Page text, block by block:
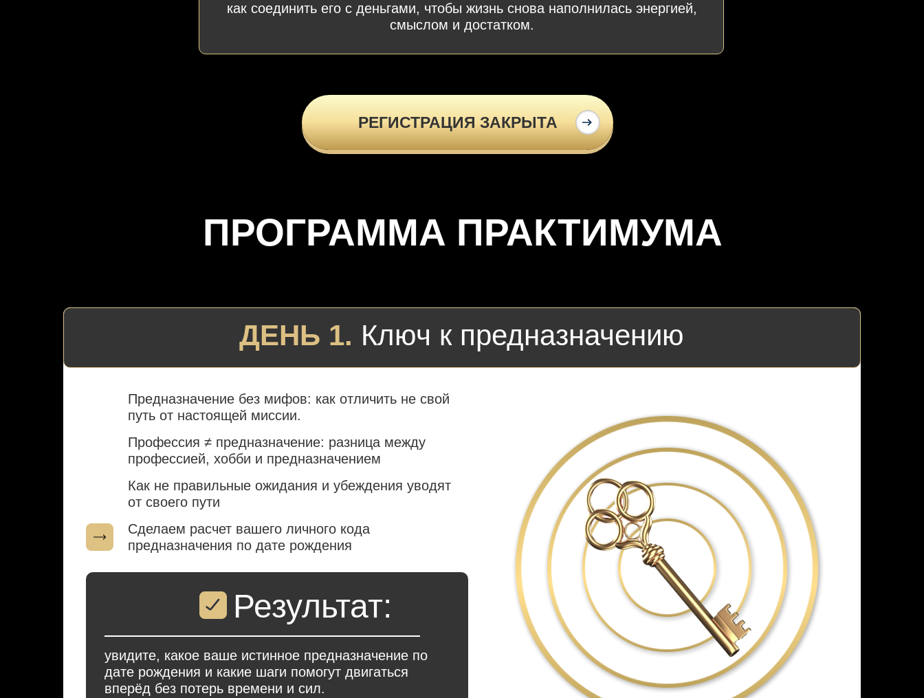
как соединить его с деньгами, чтобы жизнь снова наполнилась энергией,
смыслом и достатком.
РЕГИСТРАЦИЯ ЗАКРЫТА
работе
ДЕНЬ 1. Ключ к предназначению
ПРОГРАММА ПРАКТИМУМА
Результат:
увидите, какое ваше истинное предназначение по
дате рождения и какие шаги помогут двигаться
вперёд без потерь времени и сил.
Профессия ≠ предназначение: разница между
профессией, хобби и предназначением
Как не правильные ожидания и убеждения уводят
от своего пути
Сделаем расчет вашего личного кода
предназначения по дате рождения
Предназначение без мифов: как отличить не свой
путь от настоящей миссии.